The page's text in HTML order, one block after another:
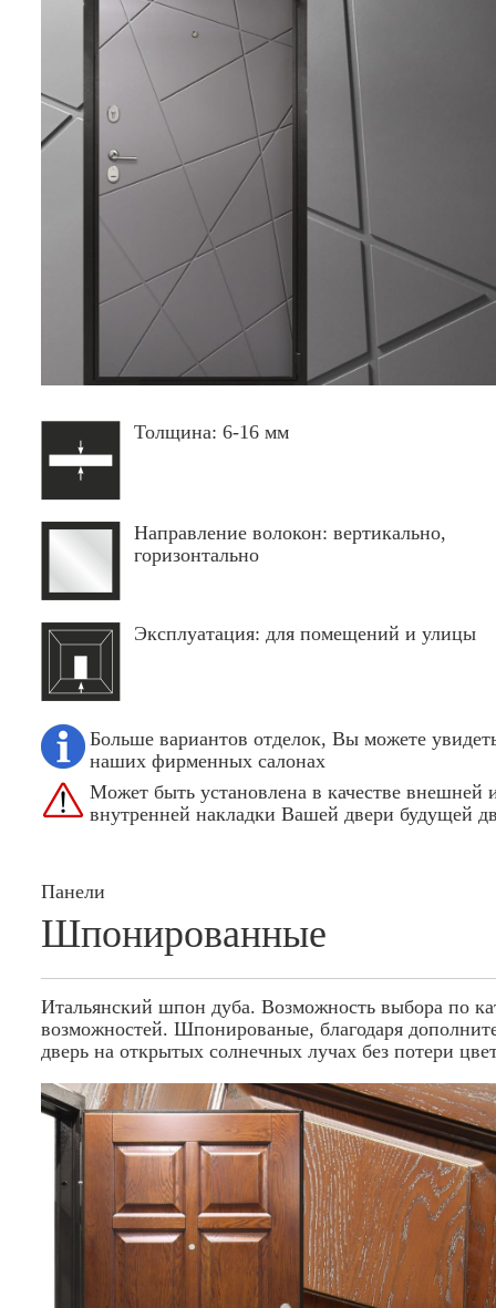
Толщина: 6-16 мм
Направление волокон: вертикально,
горизонтально
Эксплуатация: для помещений и улицы
Больше вариантов отделок, Вы можете
наших фирменных салонах
Может быть установлена в качестве внешней
внутренней накладки Вашей двери будущей
Панели
Шпонированные
Итальянский шпон дуба. Возможность выбора по
возможностей. Шпонированые, благодаря
дверь на открытых солнечных лучах без потери